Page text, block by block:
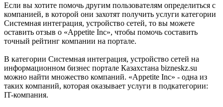
Если вы хотите помочь другим пользователям определиться с
компанией, в которой они захотят получить услуги категории
Системная интеграция, устройство сетей, то вы можете
оставить отзыв о «Appetite Inc», чтобы помочь составить
точный рейтинг компании на портале.
В категории Системная интеграция, устройство сетей на
информационном бизнес портале Казахстана bizneskz.su
можно найти множество компаний. «Appetite Inc» - одна из
таких компаний, которая оказывает услуги в подкатегории:
IT-компания.